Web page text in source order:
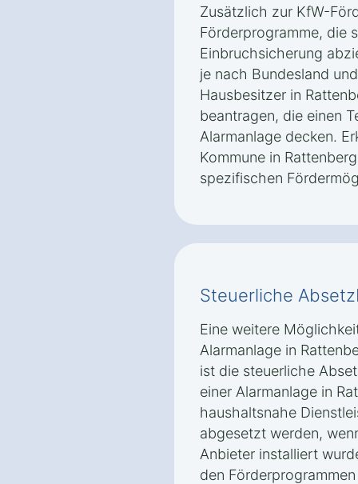
Zusätzlich zur KfW-
Förderprogramme, die
Einbruchsicherung
je nach Bundesland
Hausbesitzer in
beantragen, die einen
Alarmanlage decken.
Kommune in
spezifischen
Steuerliche
Eine weitere
Alarmanlage in
ist die steuerliche
einer Alarmanlage in
haushaltsnahe
abgesetzt werden,
Anbieter installiert
den